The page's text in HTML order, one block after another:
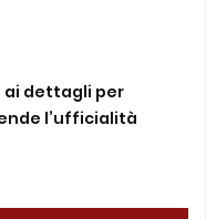
ai dettagli per
l’ufficialità